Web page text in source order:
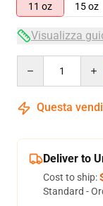
11 oz
15 oz
Visualizza
Questa
Deliver to
Cost to ship:
Standard -